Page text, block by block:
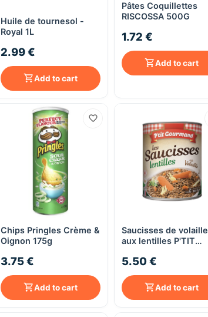
Huile de tournesol -
Royal 1L
2.99 €
Add to cart
Quick View
Pâtes Coquillettes
RISCOSSA 500G
1.72 €
Add to cart
Quick View
Chips Pringles Crème &
Oignon 175g
3.75 €
Add to cart
Quick View
Saucisses de volaille
aux lentilles P'TIT
5.50 €
Add to cart